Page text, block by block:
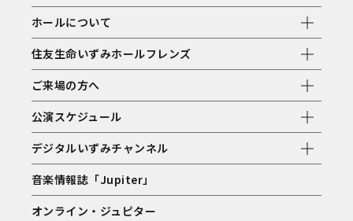
ホールについて
住友生命いずみホールフレンズ
ご来場の方へ
公演スケジュール
デジタルいずみチャンネル
音楽情報誌「Jupiter」
オンライン・ジュピター